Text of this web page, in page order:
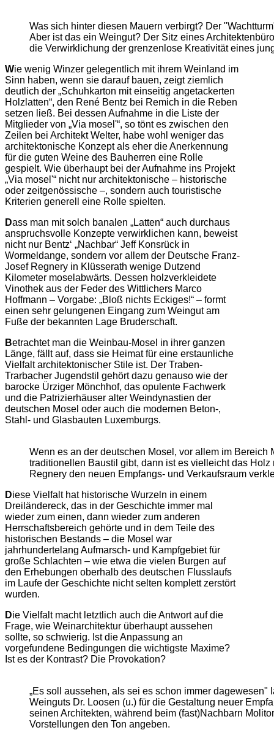
Was sich hinter diesen Mauern verbirgt? Der
Aber ist das ein Weingut? Der Sitz eines
die Verwirklichung der grenzenlose Kreativität eines
Wie wenig Winzer gelegentlich mit ihrem Weinland im
Sinn haben, wenn sie darauf bauen, zeigt ziemlich
deutlich der „Schuhkarton mit einseitig angetackerten
Holzlatten“, den René Bentz bei Remich in die Reben
setzen ließ. Bei dessen Aufnahme in die Liste der
Mitglieder von „Via mosel'“, so tönt es zwischen den
Zeilen bei Architekt Welter, habe wohl weniger das
architektonische Konzept als eher die Anerkennung
für die guten Weine des Bauherren eine Rolle
gespielt. Wie überhaupt bei der Aufnahme ins Projekt
„Via mosel'“ nicht nur architektonische – historische
oder zeitgenössische –, sondern auch touristische
Kriterien generell eine Rolle spielten.
Dass man mit solch banalen „Latten“ auch durchaus
anspruchsvolle Konzepte verwirklichen kann, beweist
nicht nur Bentz‘ „Nachbar“ Jeff Konsrück in
Wormeldange, sondern vor allem der Deutsche Franz-
Josef Regnery in Klüsserath wenige Dutzend
Kilometer moselabwärts. Dessen holzverkleidete
Vinothek aus der Feder des Wittlichers Marco
Hoffmann – Vorgabe: „Bloß nichts Eckiges!“ – formt
einen sehr gelungenen Eingang zum Weingut am
Fuße der bekannten Lage Bruderschaft.
Betrachtet man die Weinbau-Mosel in ihrer ganzen
Länge, fällt auf, dass sie Heimat für eine erstaunliche
Vielfalt architektonischer Stile ist. Der Traben-
Trarbacher Jugendstil gehört dazu genauso wie der
barocke Ürziger Mönchhof, das opulente Fachwerk
und die Patrizierhäuser alter Weindynastien der
deutschen Mosel oder auch die modernen Beton-,
Stahl- und Glasbauten Luxemburgs.
Wenn es an der deutschen Mosel, vor allem im Bereich
traditionellen Baustil gibt, dann ist es vielleicht das
Regnery den neuen Empfangs- und Verkaufsraum
Diese Vielfalt hat historische Wurzeln in einem
Dreiländereck, das in der Geschichte immer mal
wieder zum einen, dann wieder zum anderen
Herrschaftsbereich gehörte und in dem Teile des
historischen Bestands – die Mosel war
jahrhundertelang Aufmarsch- und Kampfgebiet für
große Schlachten – wie etwa die vielen Burgen auf
den Erhebungen oberhalb des deutschen Flusslaufs
im Laufe der Geschichte nicht selten komplett zerstört
wurden.
Die Vielfalt macht letztlich auch die Antwort auf die
Frage, wie Weinarchitektur überhaupt aussehen
sollte, so schwierig. Ist die Anpassung an
vorgefundene Bedingungen die wichtigste Maxime?
Ist es der Kontrast? Die Provokation?
„Es soll aussehen, als sei es schon immer dagewesen"
Weinguts Dr. Loosen (u.) für die Gestaltung neuer
seinen Architekten, während beim (fast)Nachbarn
Vorstellungen den Ton angeben.